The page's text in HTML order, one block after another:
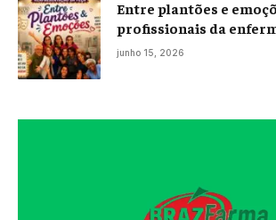
Entre plantões e
profissionais da
histórias reais ao palco
junho 15, 2026